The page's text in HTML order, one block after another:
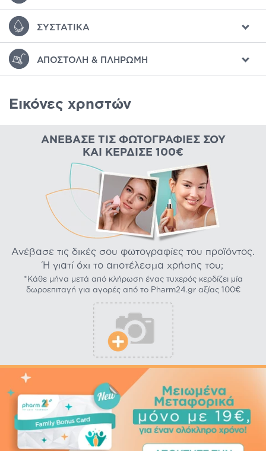
ΣΥΣΤΑΤΙΚΆ
ΑΠΟΣΤΟΛΉ & ΠΛΗΡΩΜΉ
Εικόνες χρηστών
ΑΝΈΒΑΣΕ ΤΙΣ ΦΩΤΟΓΡΑΦΊΕΣ ΣΟΥ
ΚΑΙ ΚΈΡΔΙΣΕ 100€
Ανέβασε τις δικές σου φωτογραφίες του προϊόντος.
Ή γιατί όχι το αποτέλεσμα χρήσης του;
*Κάθε μήνα μετά από κλήρωση ένας τυχερός κερδίζει μία
δωροεπιταγή για αγορές από το Pharm24.gr αξίας 100€